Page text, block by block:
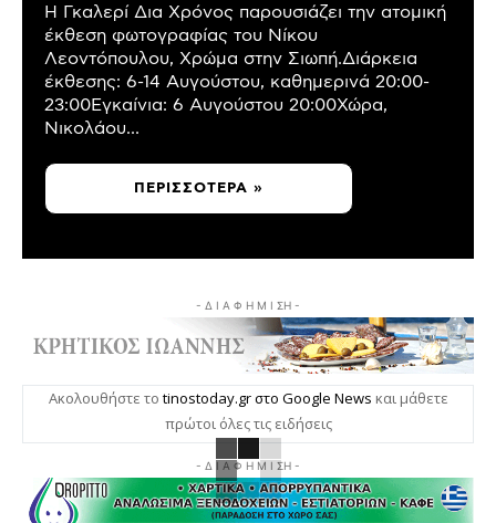
Η Γκαλερί Δια Χρόνος παρουσιάζει την ατομική
έκθεση φωτογραφίας του Νίκου
Λεοντόπουλου, Χρώμα στην Σιωπή.Διάρκεια
έκθεσης: 6-14 Αυγούστου, καθημερινά 20:00-
23:00Εγκαίνια: 6 Αυγούστου 20:00Χώρα,
Νικολάου...
ΠΕΡΙΣΣΌΤΕΡΑ »
- Δ Ι Α Φ Η Μ Ι ΣΗ -
Ακολουθήστε το tinostoday.gr στο Google News και μάθετε
πρώτοι όλες τις ειδήσεις
- Δ Ι Α Φ Η Μ Ι ΣΗ -